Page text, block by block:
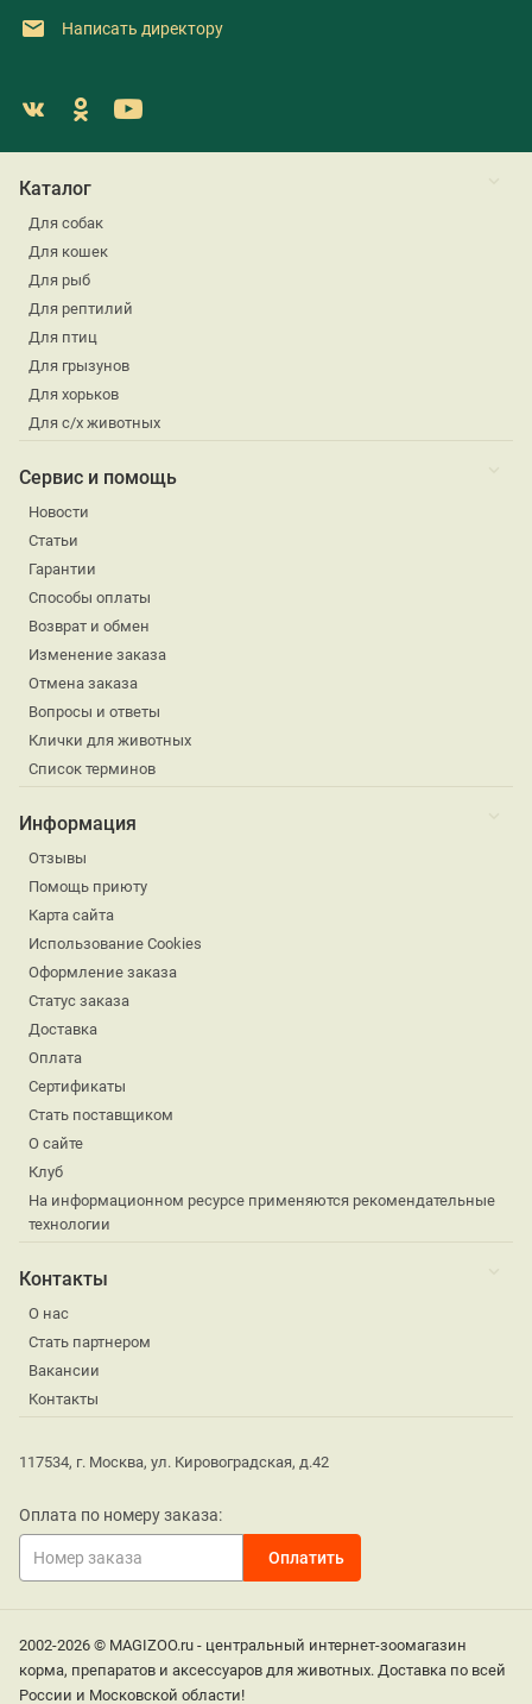
Написать директору
Каталог
Для собак
Для кошек
Для рыб
Для рептилий
Для птиц
Для грызунов
Для хорьков
Для с/х животных
Сервис и помощь
Новости
Статьи
Гарантии
Способы оплаты
Возврат и обмен
Изменение заказа
Отмена заказа
Вопросы и ответы
Клички для животных
Список терминов
Информация
Отзывы
Помощь приюту
Карта сайта
Использование Cookies
Оформление заказа
Статус заказа
Доставка
Оплата
Сертификаты
Стать поставщиком
О сайте
Клуб
На информационном ресурсе применяются рекомендательные
технологии
Контакты
О нас
Стать партнером
Вакансии
Контакты
117534, г. Москва, ул. Кировоградская, д.42
Оплата по номеру заказа:
2002-2026 © MAGIZOO.ru - центральный интернет-зоомагазин
корма, препаратов и аксессуаров для животных. Доставка по всей
России и Московской области!